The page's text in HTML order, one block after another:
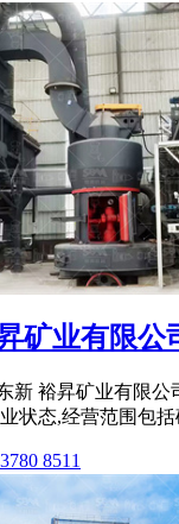
矿业有限公
新 裕昇矿业有限公
状态,经营范围包括
8511